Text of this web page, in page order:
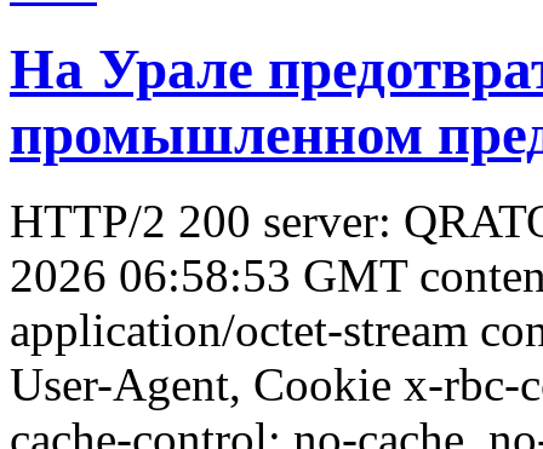
На Урале
промышленном
HTTP/2 200 server:
2026 06:58:53 GMT
application/octet-stream
User-Agent, Cookie x-rbc-
cache-control: no-cache,